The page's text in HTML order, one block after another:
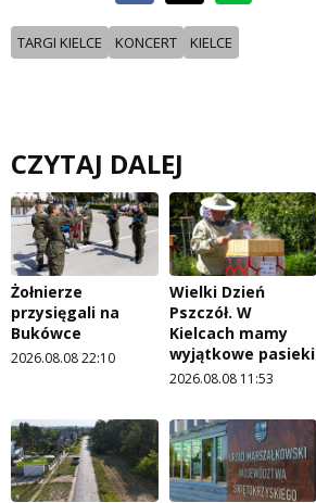
TARGI KIELCE KONCERT KIELCE
CZYTAJ DALEJ
Żołnierze
przysięgali na
Bukówce
2026.08.08 22:10
Wielki Dzień
Pszczół. W
Kielcach mamy
wyjątkowe pasieki
2026.08.08 11:53